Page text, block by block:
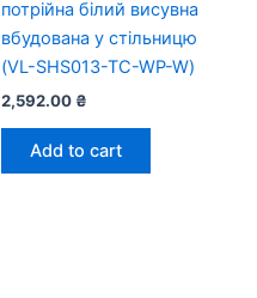
потрійна білий висувна
вбудована у стільницю
(VL-SHS013-TC-WP-W)
2,592.00 ₴
Add to cart